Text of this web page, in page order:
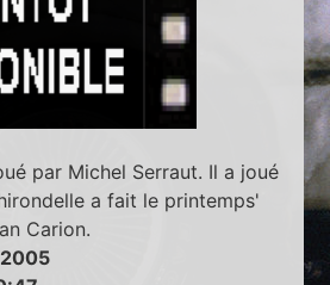
par Michel Serraut. Il a joué
a fait le printemps'
Carion.